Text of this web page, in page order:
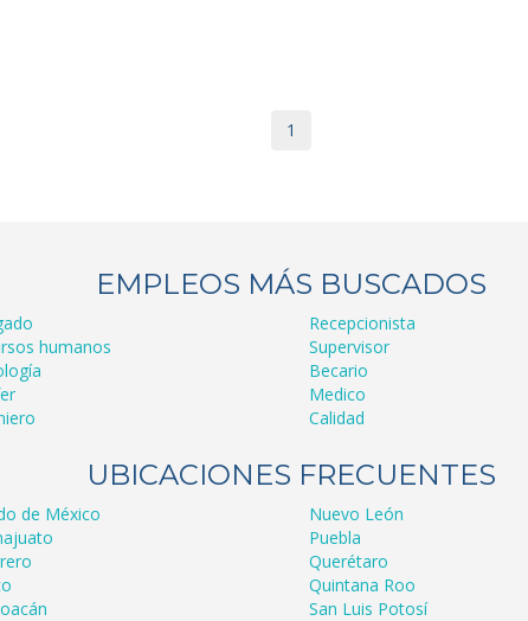
1
EMPLEOS MÁS BUSCADOS
humanos
Recepcionista
Supervisor
Becario
Medico
Calidad
UBICACIONES FRECUENTES
de México
Nuevo León
Puebla
Querétaro
Quintana Roo
San Luis Potosí